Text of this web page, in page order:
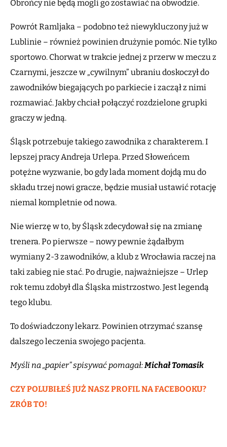
Obrońcy nie będą mogli go zostawiać na obwodzie.
Powrót Ramljaka – podobno też niewykluczony już w
Lublinie – również powinien drużynie pomóc. Nie tylko
sportowo. Chorwat w trakcie jednej z przerw w meczu z
Czarnymi, jeszcze w „cywilnym” ubraniu doskoczył do
zawodników biegających po parkiecie i zaczął z nimi
rozmawiać. Jakby chciał połączyć rozdzielone grupki
graczy w jedną.
Śląsk potrzebuje takiego zawodnika z charakterem. I
lepszej pracy Andreja Urlepa. Przed Słoweńcem
potężne wyzwanie, bo gdy lada moment dojdą mu do
składu trzej nowi gracze, będzie musiał ustawić rotację
niemal kompletnie od nowa.
Nie wierzę w to, by Śląsk zdecydował się na zmianę
trenera. Po pierwsze – nowy pewnie żądałbym
wymiany 2-3 zawodników, a klub z Wrocławia raczej na
taki zabieg nie stać. Po drugie, najważniejsze – Urlep
rok temu zdobył dla Śląska mistrzostwo. Jest legendą
tego klubu.
To doświadczony lekarz. Powinien otrzymać szansę
dalszego leczenia swojego pacjenta.
Myśli na „papier” spisywać pomagał:Michał Tomasik
CZY POLUBIŁEŚ JUŻ NASZ PROFIL NA FACEBOOKU?
ZRÓB TO!